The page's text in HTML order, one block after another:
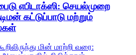
எபிடாக்ஸி: செயல்முறை
கட்டுப்பாடு மற்றும்